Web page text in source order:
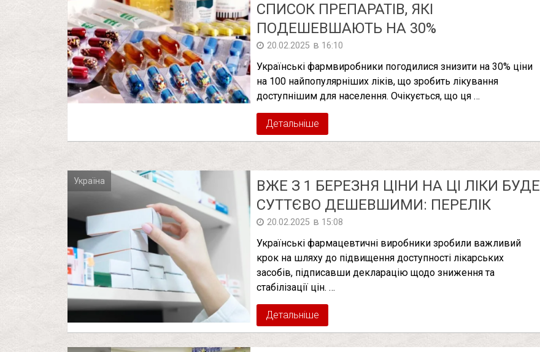
СПИСОК ПРЕПАРАТІВ, ЯКІ
ПОДЕШЕВШАЮТЬ НА 30%
20.02.2025 в 16:10
Українські фармвиробники погодилися знизити на 30% ціни
на 100 найпопулярніших ліків, що зробить лікування
доступнішим для населення. Очікується, що ця …
Детальніше
Україна
ВЖЕ З 1 БЕРЕЗНЯ ЦІНИ НА ЦІ ЛІКИ БУДЕ
СУТТЄВО ДЕШЕВШИМИ: ПЕРЕЛІК
20.02.2025 в 15:08
Українські фармацевтичні виробники зробили важливий
крок на шляху до підвищення доступності лікарських
засобів, підписавши декларацію щодо зниження та
стабілізації цін. …
Детальніше